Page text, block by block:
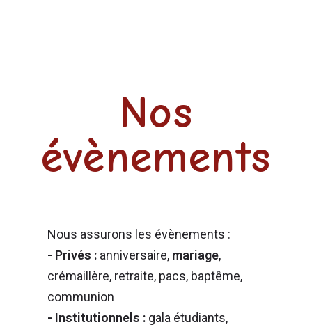
Nos
évènements
Nous assurons les évènements :
- Privés :anniversaire, mariage,
crémaillère, retraite, pacs, baptême,
communion
- Institutionnels :gala étudiants,